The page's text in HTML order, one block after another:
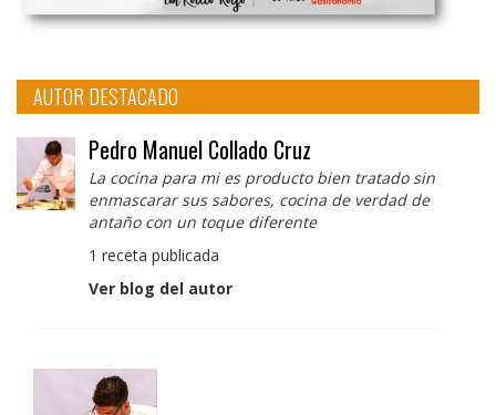
AUTOR DESTACADO
Pedro Manuel Collado Cruz
La cocina para mi es producto bien tratado sin
enmascarar sus sabores, cocina de verdad de
antaño con un toque diferente
1 receta publicada
Ver blog del autor